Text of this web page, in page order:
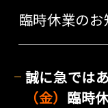
臨時休業のお
誠に急では
（金） 臨時